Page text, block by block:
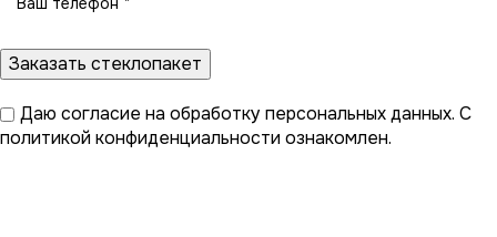
Даю согласие на обработку персональных данных. С
политикой конфиденциальности ознакомлен.